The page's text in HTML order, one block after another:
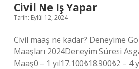
Civil Ne Iş Yapar
Tarih: Eylül 12, 2024
Civil maaş ne kadar? Deneyime
Maaşları 2024Deneyim Süresi
Maaş0 – 1 yıl17.100₺18.900₺2 – 4